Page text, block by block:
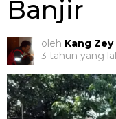
Banjir
oleh Kang Zey
3 tahun yang